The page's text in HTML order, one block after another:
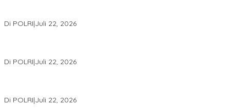
Di POLRI|Juli 22, 2026
Di POLRI|Juli 22, 2026
Di POLRI|Juli 22, 2026